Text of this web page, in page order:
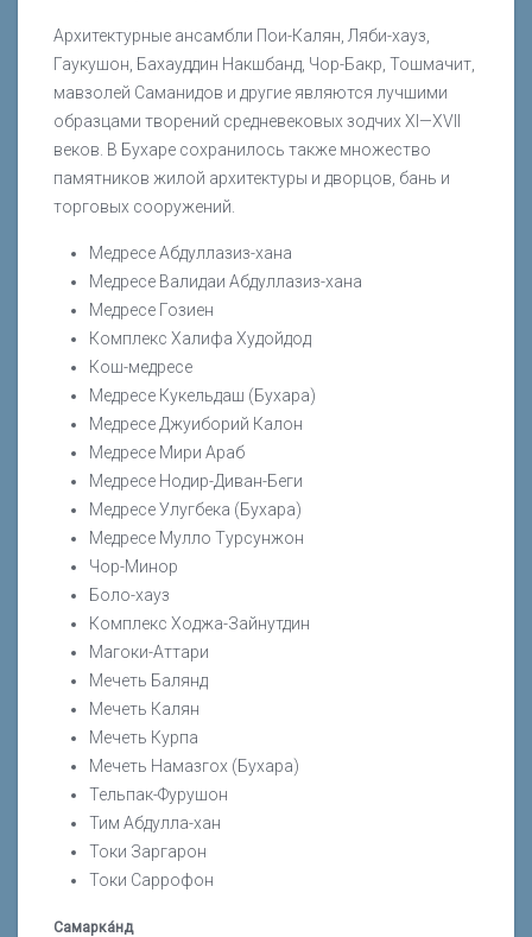
Архитектурные ансамбли Пои-Калян, Ляби-хауз,
Гаукушон, Бахауддин Накшбанд, Чор-Бакр, Тошмачит,
мавзолей Саманидов и другие являются лучшими
образцами творений средневековых зодчих XI—XVII
веков. В Бухаре сохранилось также множество
памятников жилой архитектуры и дворцов, бань и
торговых сооружений.
Медресе Абдуллазиз-хана
Медресе Валидаи Абдуллазиз-хана
Медресе Гозиен
Комплекс Халифа Худойдод
Кош-медресе
Медресе Кукельдаш (Бухара)
Медресе Джуиборий Калон
Медресе Мири Араб
Медресе Нодир-Диван-Беги
Медресе Улугбека (Бухара)
Медресе Мулло Турсунжон
Чор-Минор
Боло-хауз
Комплекс Ходжа-Зайнутдин
Магоки-Аттари
Мечеть Балянд
Мечеть Калян
Мечеть Курпа
Мечеть Намазгох (Бухара)
Тельпак-Фурушон
Тим Абдулла-хан
Токи Заргарон
Токи Саррофон
Самарка́нд